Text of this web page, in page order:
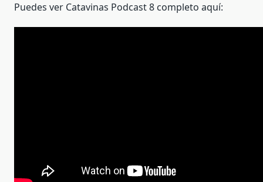
Puedes ver Catavinas Podcast 8 completo aquí: